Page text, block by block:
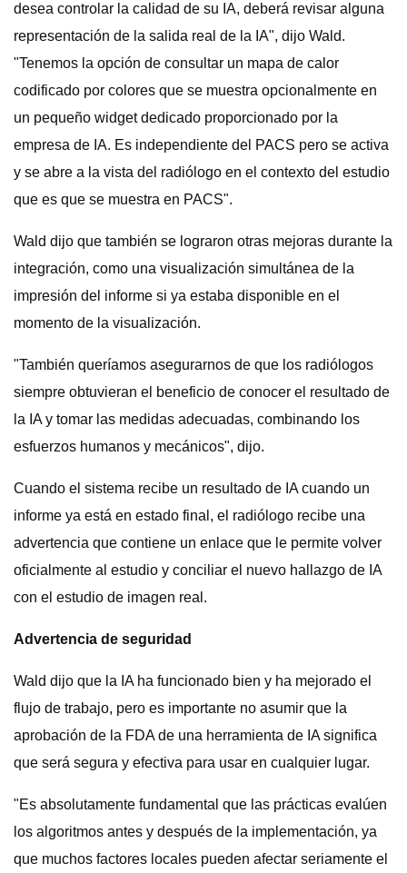
desea controlar la calidad de su IA, deberá revisar alguna
representación de la salida real de la IA", dijo Wald.
"Tenemos la opción de consultar un mapa de calor
codificado por colores que se muestra opcionalmente en
un pequeño widget dedicado proporcionado por la
empresa de IA. Es independiente del PACS pero se activa
y se abre a la vista del radiólogo en el contexto del estudio
que es que se muestra en PACS".
Wald dijo que también se lograron otras mejoras durante la
integración, como una visualización simultánea de la
impresión del informe si ya estaba disponible en el
momento de la visualización.
"También queríamos asegurarnos de que los radiólogos
siempre obtuvieran el beneficio de conocer el resultado de
la IA y tomar las medidas adecuadas, combinando los
esfuerzos humanos y mecánicos", dijo.
Cuando el sistema recibe un resultado de IA cuando un
informe ya está en estado final, el radiólogo recibe una
advertencia que contiene un enlace que le permite volver
oficialmente al estudio y conciliar el nuevo hallazgo de IA
con el estudio de imagen real.
Advertencia de seguridad
Wald dijo que la IA ha funcionado bien y ha mejorado el
flujo de trabajo, pero es importante no asumir que la
aprobación de la FDA de una herramienta de IA significa
que será segura y efectiva para usar en cualquier lugar.
"Es absolutamente fundamental que las prácticas evalúen
los algoritmos antes y después de la implementación, ya
que muchos factores locales pueden afectar seriamente el